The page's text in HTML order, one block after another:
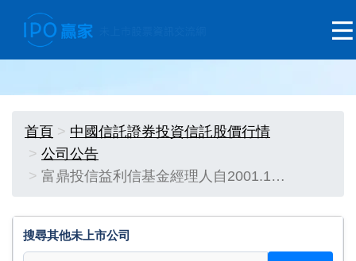
首頁
中國信託證券投資信託股價行情
公司公告
富鼎投信益利信基金經理人自2001.1…
搜尋其他未上市公司
搜尋其他未上市公司